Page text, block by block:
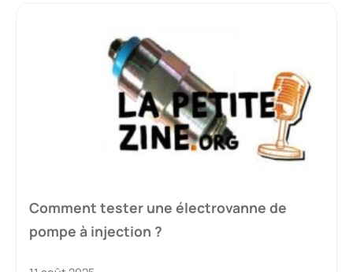
Comment tester une électrovanne de
pompe à injection ?